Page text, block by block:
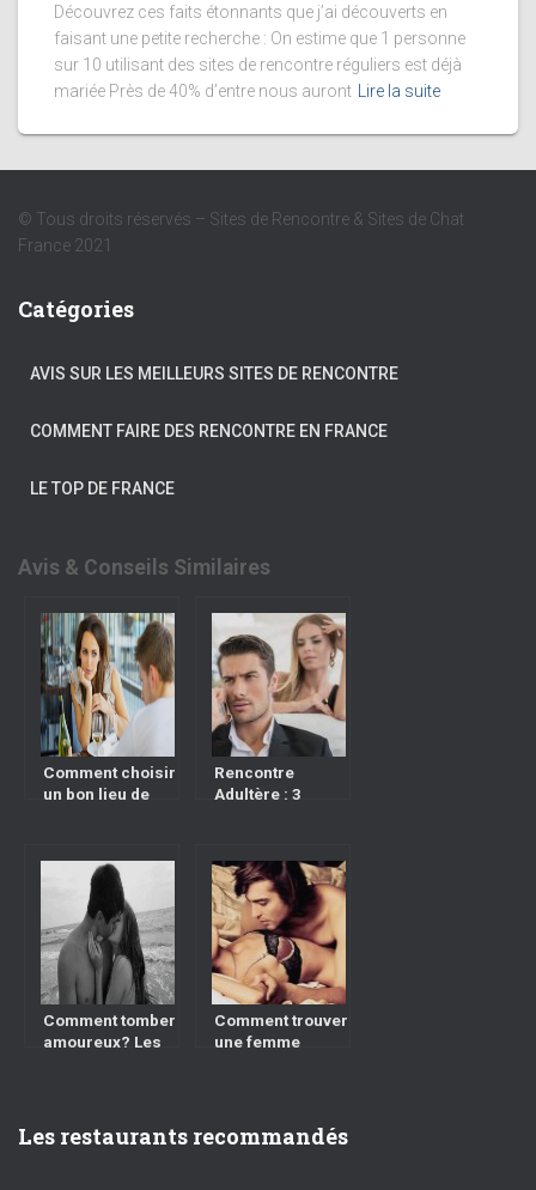
Découvrez ces faits étonnants que j’ai découverts en
faisant une petite recherche : On estime que 1 personne
sur 10 utilisant des sites de rencontre réguliers est déjà
mariée Près de 40% d’entre nous auront Lire la suite
© Tous droits réservés – Sites de Rencontre & Sites de Chat
France 2021
Catégories
AVIS SUR LES MEILLEURS SITES DE RENCONTRE
COMMENT FAIRE DES RENCONTRE EN FRANCE
LE TOP DE FRANCE
Avis & Conseils Similaires
Comment choisir
un bon lieu de
Rencontre
Adultère : 3
coincer à tromper
Comment tomber
amoureux? Les
Comment trouver
une femme
Les restaurants recommandés